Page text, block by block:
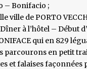
– Bonifacio ;
ville de PORTO
à l’hôtel – Début
qui en 829
en petit
et falaises